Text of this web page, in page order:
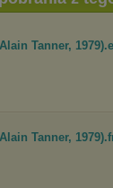
Tanner,
Tanner,